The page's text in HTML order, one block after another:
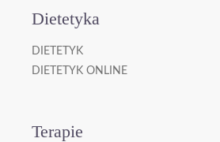
Dietetyka
DIETETYK
DIETETYK ONLINE
Terapie